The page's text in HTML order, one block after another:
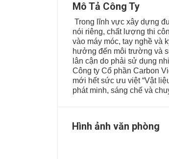
Mô Tả Công Ty
Trong lĩnh vực xây dựng
nói riêng, chất lượng thi
vào máy móc, tay nghề và
hưởng đến môi trường và
lân cận do phải sử dụng
Công ty Cổ phần Carbon
mới hết sức ưu việt “Vật
phát minh, sáng chế và
Hình ảnh văn phòng